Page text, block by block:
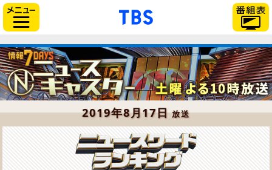
「TBSテレビ」トップペー
2019年8月17日放送